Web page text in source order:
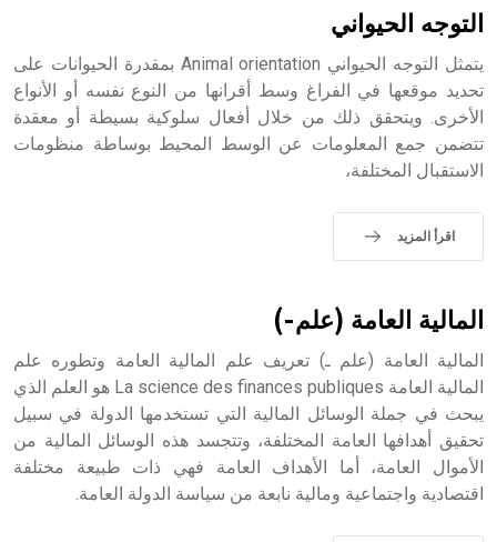
- هل تعلم أن أبجر Abgar اسم معروف جيداً يعود إلى عدد من
الملوك الذين حكموا مدينة إديسا (الرها) من أبجر الأول وحتى
التاسع، وهم ينتسبون إلى أسرة أوسروين
sign تكتب منفصلة غير متصلة، وتعتمد المبدأ الأكوروفوني،
حيث تقتصر القيمة الصوتية للعلامة الك
التوجه الحيواني
يتمثل التوجه الحيواني Animal orientation بمقدرة الحيوانات على
تحديد موقعها في الفراغ وسط أقرانها من النوع نفسه أو الأنواع
الأخرى. ويتحقق ذلك من خلال أفعال سلوكية بسيطة أو معقدة
تتضمن جمع المعلومات عن الوسط المحيط بوساطة منظومات
الاستقبال المختلفة،
اقرأ المزيد
المالية العامة (علم-)
المالية العامة (علم ـ) تعريف علم المالية العامة وتطوره علم
المالية العامة La science des finances publiques هو العلم الذي
يبحث في جملة الوسائل المالية التي تستخدمها الدولة في سبيل
تحقيق أهدافها العامة المختلفة، وتتجسد هذه الوسائل المالية من
الأموال العامة، أما الأهداف العامة فهي ذات طبيعة مختلفة
اقتصادية واجتماعية ومالية نابعة من سياسة الدولة العامة.